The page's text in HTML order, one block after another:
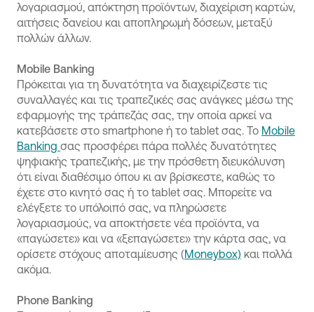
λογαριασμού, απόκτηση προϊόντων, διαχείριση καρτών,
αιτήσεις δανείου και αποπληρωμή δόσεων, μεταξύ
πολλών άλλων.
Mobile Banking
Πρόκειται για τη δυνατότητα να διαχειρίζεστε τις
συναλλαγές και τις τραπεζικές σας ανάγκες μέσω της
εφαρμογής της τράπεζάς σας, την οποία αρκεί να
κατεβάσετε στο smartphone ή το tablet σας. Το Mobile
Banking σας προσφέρει πάρα πολλές δυνατότητες
ψηφιακής τραπεζικής, με την πρόσθετη διευκόλυνση
ότι είναι διαθέσιμο όπου κι αν βρίσκεστε, καθώς το
έχετε στο κινητό σας ή το tablet σας. Μπορείτε να
ελέγξετε το υπόλοιπό σας, να πληρώσετε
λογαριασμούς, να αποκτήσετε νέα προϊόντα, να
«παγώσετε» και να «ξεπαγώσετε» την κάρτα σας, να
ορίσετε στόχους αποταμίευσης (Moneybox) και πολλά
ακόμα.
Phone Banking